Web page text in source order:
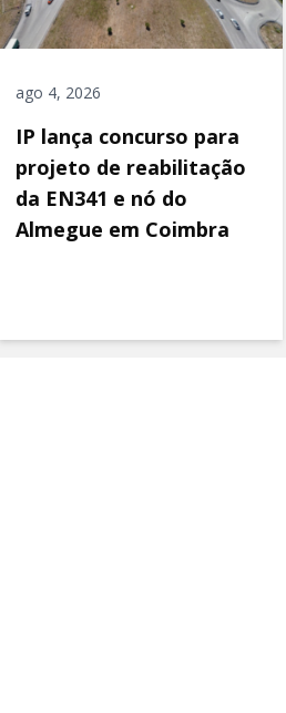
ago 4, 2026
IP lança concurso para
projeto de reabilitação
da EN341 e nó do
Almegue em Coimbra